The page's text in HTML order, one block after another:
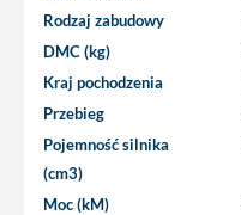
Rodzaj zabudowy
DMC (kg)
Kraj pochodzenia
Przebieg
Pojemność silnika
(cm3)
Moc (kM)